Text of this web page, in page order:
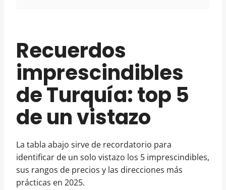
Recuerdos
imprescindibles
de Turquía: top 5
de un vistazo
La tabla abajo sirve de recordatorio para
identificar de un solo vistazo los 5 imprescindibles,
sus rangos de precios y las direcciones más
prácticas en 2025.